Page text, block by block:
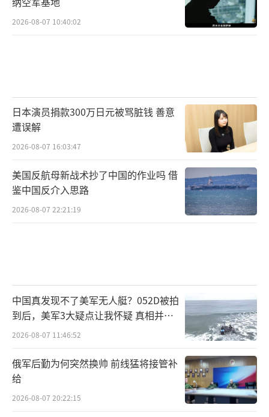
多家美媒认为，政治极化加剧、枪支泛滥
间的分歧、处理美伊冲突的方式以及国家内外
政策的制定等政治分歧造成社会撕裂，催生的
政治暴力事件也越来越多。
枪击事件发生后，特朗普迅速将暗杀企图
转化为了政治筹码。他将这次袭击作为其备受
争议、耗资4亿美元的白宫宴会厅项目的有力论
的安保高度自信。
谈及本次事件的后续影响，陈征认为，一
次烈度不大的袭击或许不会对美国的政治运行
及中期选举产生太大冲击。但结合当前形势，
特朗普的基本盘正在流失，或将处于劣势。
美国白宫新闻秘书莱维特在记者会上试图
2026-08-07 10:40:02
日本演员捐款300万日元被骂脏钱 善意
遭误解
2026-08-07 16:03:47
美国反航母新战术抄了中国的作业吗 借
鉴中国反介入思路
2026-08-07 22:21:19
中国真发现不了美军无人艇？052D被拍
到后，美军3大疑点让我怀疑 真相并非
如此
2026-08-07 11:46:52
俄军后勤为何突然换帅 前线猛将接管补
给
2026-08-07 20:22:15